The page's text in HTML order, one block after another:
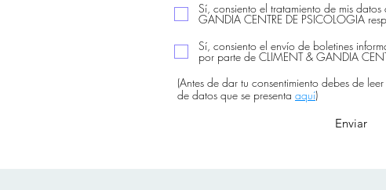
Sí, consiento el tratamiento de mis
GANDIA CENTRE DE PSICOLOGIA
Sí, consiento el envío de boletines
por parte de CLIMENT & GANDIA
(Antes de dar tu consentimiento debes de
de datos que se presenta aquí)
Enviar